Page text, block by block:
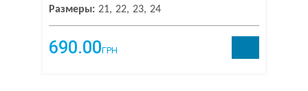
Размеры: 21 22 23 24
690.00ГРН